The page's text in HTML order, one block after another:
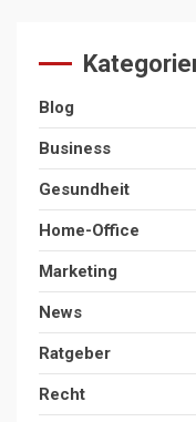
Blog
Business
Gesundheit
Home-Office
Marketing
News
Ratgeber
Recht